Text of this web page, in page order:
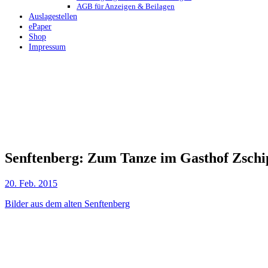
AGB für Anzeigen & Beilagen
Auslagestellen
ePaper
Shop
Impressum
Senftenberg: Zum Tanze im Gasthof
20. Feb. 2015
Bilder aus dem alten Senftenberg